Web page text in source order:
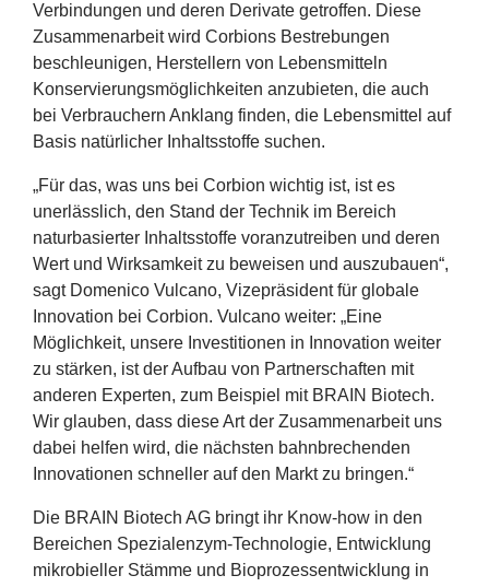
Verbindungen und deren Derivate getroffen. Diese
Zusammenarbeit wird Corbions Bestrebungen
beschleunigen, Herstellern von Lebensmitteln
Konservierungsmöglichkeiten anzubieten, die auch
bei Verbrauchern Anklang finden, die Lebensmittel auf
Basis natürlicher Inhaltsstoffe suchen.
„Für das, was uns bei Corbion wichtig ist, ist es
unerlässlich, den Stand der Technik im Bereich
naturbasierter Inhaltsstoffe voranzutreiben und deren
Wert und Wirksamkeit zu beweisen und auszubauen“,
sagt Domenico Vulcano, Vizepräsident für globale
Innovation bei Corbion. Vulcano weiter: „Eine
Möglichkeit, unsere Investitionen in Innovation weiter
zu stärken, ist der Aufbau von Partnerschaften mit
anderen Experten, zum Beispiel mit BRAIN Biotech.
Wir glauben, dass diese Art der Zusammenarbeit uns
dabei helfen wird, die nächsten bahnbrechenden
Innovationen schneller auf den Markt zu bringen.“
Die BRAIN Biotech AG bringt ihr Know-how in den
Bereichen Spezialenzym-Technologie, Entwicklung
mikrobieller Stämme und Bioprozessentwicklung in